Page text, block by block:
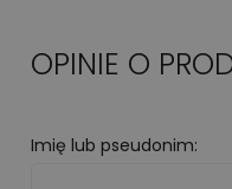
OPINIE O
Imię lub pseudonim: